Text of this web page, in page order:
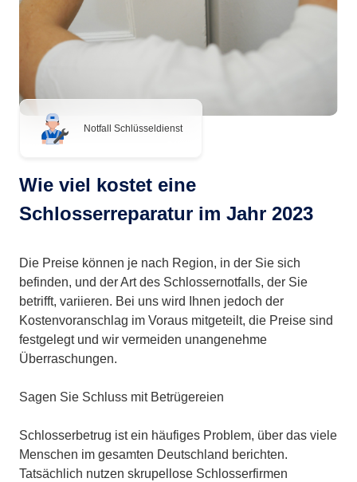
Notfall Schlüsseldienst
Wie viel kostet eine
Schlosserreparatur im Jahr 2023
Die Preise können je nach Region, in der Sie sich
befinden, und der Art des Schlossernotfalls, der Sie
betrifft, variieren. Bei uns wird Ihnen jedoch der
Kostenvoranschlag im Voraus mitgeteilt, die Preise sind
festgelegt und wir vermeiden unangenehme
Überraschungen.
Sagen Sie Schluss mit Betrügereien
Schlosserbetrug ist ein häufiges Problem, über das viele
Menschen im gesamten Deutschland berichten.
Tatsächlich nutzen skrupellose Schlosserfirmen